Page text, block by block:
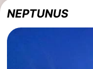
Aussichtspunkte
Attraktionen
-
NEPTUNUS